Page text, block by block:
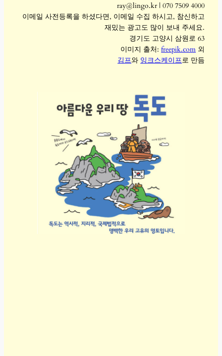
ray@lingo.kr | 070 7509 4000
이메일 사전등록을 하셨다면, 이메일 수집 하시고, 참신하고
재밌는 광고도 많이 보내 주세요.
경기도 고양시 삼원로 63
이미지 출처:freepik.com 외
김프와 잉크스케이프로 만듬